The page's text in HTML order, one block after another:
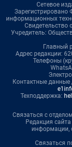
Сетевое
Зарегистрировано
информационных
Свидетельство
Учредитель:
Главный
Адрес редакции:
Телефоны
Контактные данные
Техподдержка:
Связаться с
Редакция сайта
информации,
Связаться